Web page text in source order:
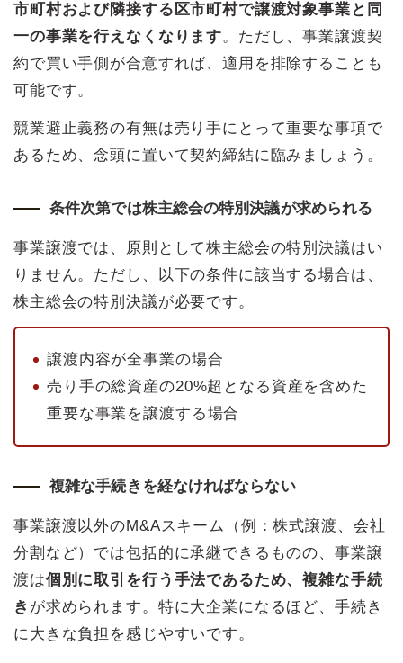
市町村および隣接する区市町村で譲渡対象事業と同
一の事業を行えなくなります。ただし、事業譲渡契
約で買い手側が合意すれば、適用を排除することも
可能です。
競業避止義務の有無は売り手にとって重要な事項で
あるため、念頭に置いて契約締結に臨みましょう。
条件次第では株主総会の特別決議が求められる
事業譲渡では、原則として株主総会の特別決議はい
りません。ただし、以下の条件に該当する場合は、
株主総会の特別決議が必要です。
譲渡内容が全事業の場合
売り手の総資産の20%超となる資産を含めた
重要な事業を譲渡する場合
複雑な手続きを経なければならない
事業譲渡以外のM&Aスキーム（例：株式譲渡、会社
分割など）では包括的に承継できるものの、事業譲
渡は個別に取引を行う手法であるため、複雑な手続
き が求められます。特に大企業になるほど、手続き
に大きな負担を感じやすいです。